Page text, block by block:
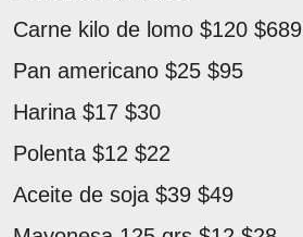
Carne kilo de lomo $120 $689
Pan americano $25 $95
Harina $17 $30
Polenta $12 $22
Aceite de soja $39 $49